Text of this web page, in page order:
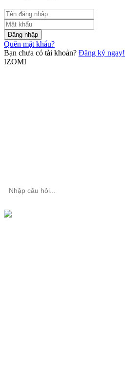
Đăng nhập
Quên mật khẩu?
Bạn chưa có tài khoản? Đăng ký ngay!
IZOMI